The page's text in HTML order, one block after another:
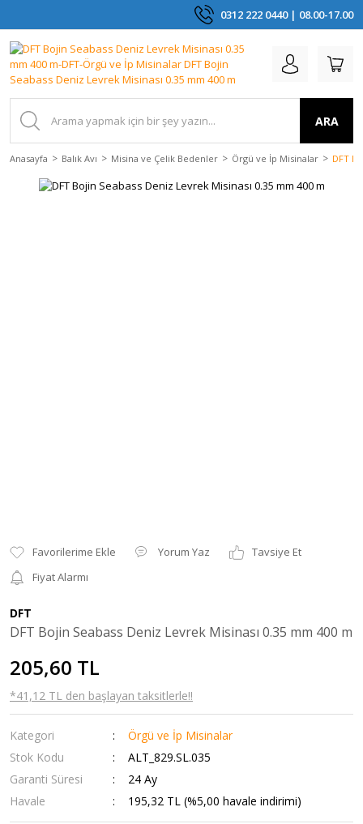
0312 222 0440 | 08.00-17.00
ARA
Anasayfa Balık Avı Misina ve Çelik Bedenler Örgü ve İp Misinalar DFT
Yorum Yaz
Tavsiye Et
Fiyat Alarmı
DFT
DFT Bojin Seabass Deniz Levrek Misinası 0.35 mm 400 m
205,60 TL
*41,12 TL den başlayan taksitlerle!!
Kategori
Örgü ve İp Misinalar
Stok Kodu
ALT_829.SL.035
Garanti Süresi
24 Ay
Havale
195,32 TL (%5,00 havale indirimi)